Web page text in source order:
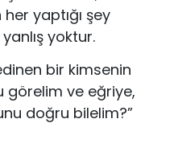
yaptığı şey
yoktur.
bir kimsenin
görelim ve eğriye,
doğru bilelim?”